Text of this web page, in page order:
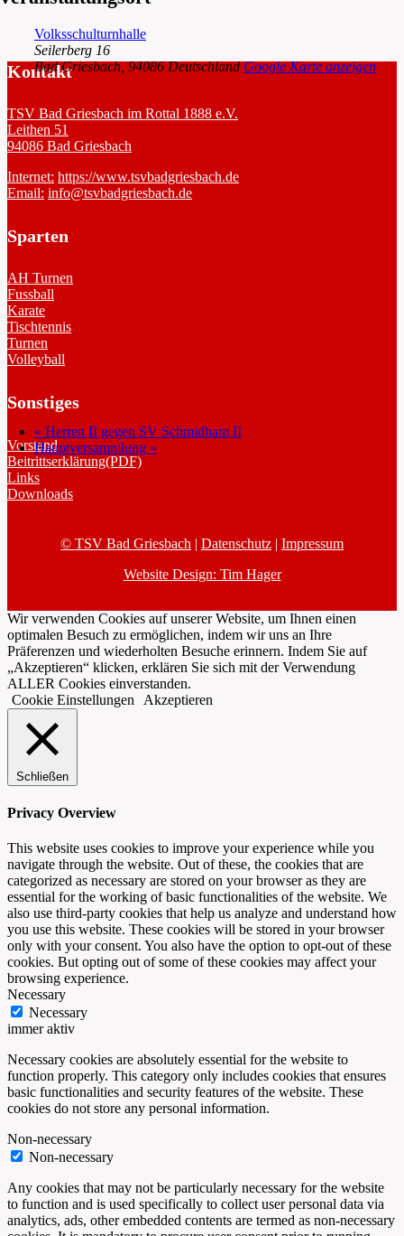
Volksschulturnhalle
Seilerberg 16
Bad Griesbach, 94086 Deutschland Google Karte anzeigen
« Herren II gegen SV Schmidham II
Hauptversammlung »
Kontakt
TSV Bad Griesbach im Rottal 1888 e.V.
Leithen 51
94086 Bad Griesbach
Internet: https://www.tsvbadgriesbach.de
Email: info@tsvbadgriesbach.de
Sparten
AH Turnen
Fussball
Karate
Tischtennis
Turnen
Volleyball
Sonstiges
Vorstand
Beitrittserklärung(PDF)
Links
Downloads
© TSV Bad Griesbach | Datenschutz | Impressum
Website Design: Tim Hager
Wir verwenden Cookies auf unserer Website, um Ihnen einen
optimalen Besuch zu ermöglichen, indem wir uns an Ihre
Präferenzen und wiederholten Besuche erinnern. Indem Sie auf
„Akzeptieren“ klicken, erklären Sie sich mit der Verwendung
ALLER Cookies einverstanden.
Cookie Einstellungen
Akzeptieren
Schließen
Privacy Overview
This website uses cookies to improve your experience while you
navigate through the website. Out of these, the cookies that are
categorized as necessary are stored on your browser as they are
essential for the working of basic functionalities of the website. We
also use third-party cookies that help us analyze and understand how
you use this website. These cookies will be stored in your browser
only with your consent. You also have the option to opt-out of these
cookies. But opting out of some of these cookies may affect your
browsing experience.
Necessary
Necessary
immer aktiv
Necessary cookies are absolutely essential for the website to
function properly. This category only includes cookies that ensures
basic functionalities and security features of the website. These
cookies do not store any personal information.
Non-necessary
Non-necessary
Any cookies that may not be particularly necessary for the website
to function and is used specifically to collect user personal data via
analytics, ads, other embedded contents are termed as non-necessary